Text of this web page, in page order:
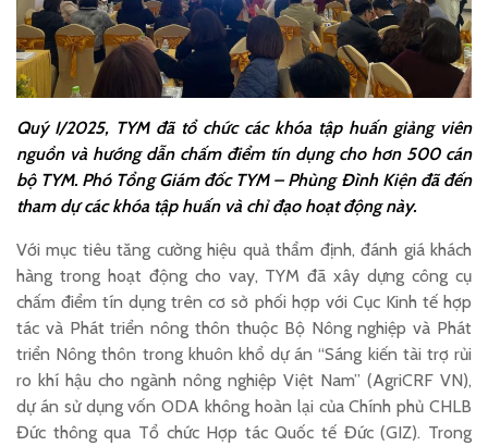
Quý I/2025, TYM đã tổ chức các khóa tập huấn giảng viên
nguồn và hướng dẫn chấm điểm tín dụng cho hơn 500 cán
bộ TYM. Phó Tổng Giám đốc TYM – Phùng Đình Kiện đã đến
tham dự các khóa tập huấn và chỉ đạo hoạt động này.
Với mục tiêu tăng cường hiệu quả thẩm định, đánh giá khách
hàng trong hoạt động cho vay, TYM đã xây dựng công cụ
chấm điểm tín dụng trên cơ sở phối hợp với Cục Kinh tế hợp
tác và Phát triển nông thôn thuộc Bộ Nông nghiệp và Phát
triển Nông thôn trong khuôn khổ dự án “Sáng kiến tài trợ rủi
ro khí hậu cho ngành nông nghiệp Việt Nam” (AgriCRF VN),
dự án sử dụng vốn ODA không hoàn lại của Chính phủ CHLB
Đức thông qua Tổ chức Hợp tác Quốc tế Đức (GIZ). Trong